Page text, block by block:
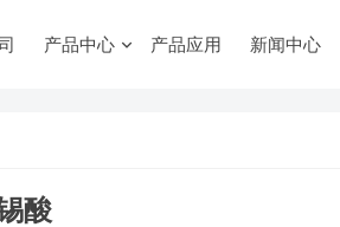
产品中心 产品应用 新闻中心
酸